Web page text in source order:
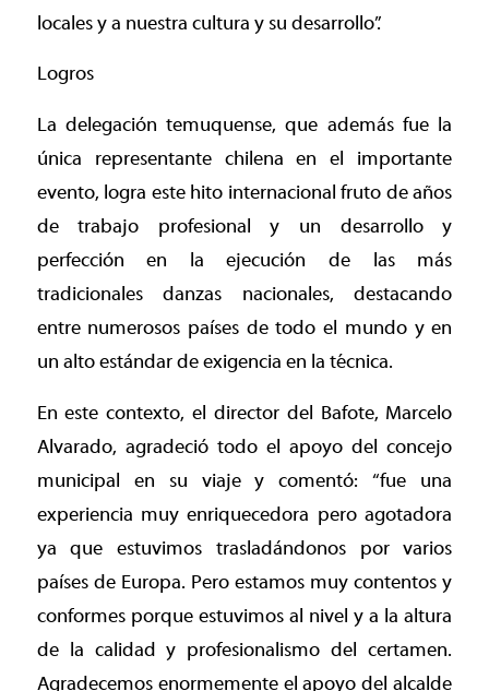
locales y a nuestra cultura y su desarrollo”.
Logros
La delegación temuquense, que además fue la
única representante chilena en el importante
evento, logra este hito internacional fruto de años
de trabajo profesional y un desarrollo y
perfección en la ejecución de las más
tradicionales danzas nacionales, destacando
entre numerosos países de todo el mundo y en
un alto estándar de exigencia en la técnica.
En este contexto, el director del Bafote, Marcelo
Alvarado, agradeció todo el apoyo del concejo
municipal en su viaje y comentó: “fue una
experiencia muy enriquecedora pero agotadora
ya que estuvimos trasladándonos por varios
países de Europa. Pero estamos muy contentos y
conformes porque estuvimos al nivel y a la altura
de la calidad y profesionalismo del certamen.
Agradecemos enormemente el apoyo del alcalde